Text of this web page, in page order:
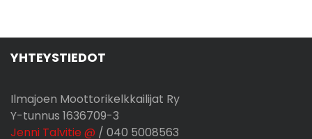
YHTEYSTIEDOT
Ilmajoen Moottorikelkkailijat Ry
Y-tunnus 1636709-3
Jenni Talvitie @ / 040 5008563